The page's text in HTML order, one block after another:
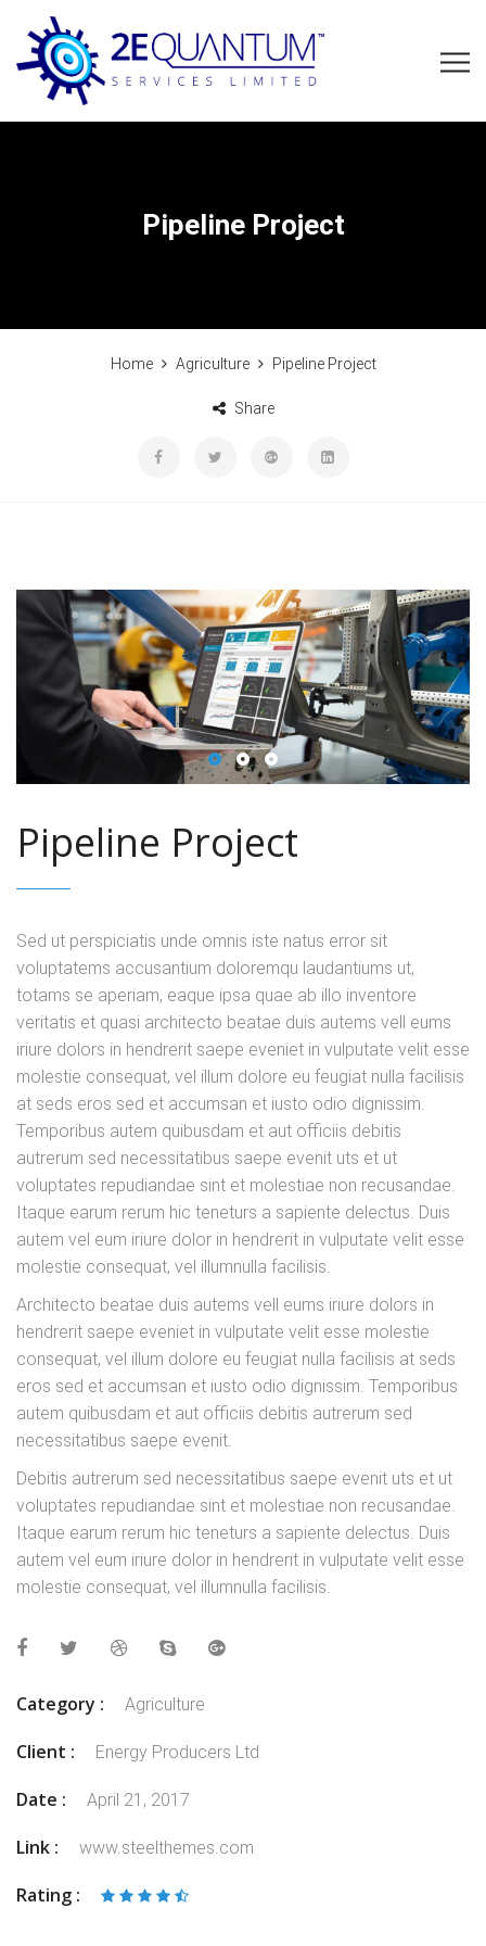
Pipeline Project
Home Agriculture Pipeline Project
Share
Pipeline Project
Sed ut perspiciatis unde omnis iste natus error sit
voluptatems accusantium doloremqu laudantiums ut,
totams se aperiam, eaque ipsa quae ab illo inventore
veritatis et quasi architecto beatae duis autems vell eums
iriure dolors in hendrerit saepe eveniet in vulputate velit esse
molestie consequat, vel illum dolore eu feugiat nulla facilisis
at seds eros sed et accumsan et iusto odio dignissim.
Temporibus autem quibusdam et aut officiis debitis
autrerum sed necessitatibus saepe evenit uts et ut
voluptates repudiandae sint et molestiae non recusandae.
Itaque earum rerum hic teneturs a sapiente delectus. Duis
autem vel eum iriure dolor in hendrerit in vulputate velit esse
molestie consequat, vel illumnulla facilisis.
Architecto beatae duis autems vell eums iriure dolors in
hendrerit saepe eveniet in vulputate velit esse molestie
consequat, vel illum dolore eu feugiat nulla facilisis at seds
eros sed et accumsan et iusto odio dignissim. Temporibus
autem quibusdam et aut officiis debitis autrerum sed
necessitatibus saepe evenit.
Debitis autrerum sed necessitatibus saepe evenit uts et ut
voluptates repudiandae sint et molestiae non recusandae.
Itaque earum rerum hic teneturs a sapiente delectus. Duis
autem vel eum iriure dolor in hendrerit in vulputate velit esse
molestie consequat, vel illumnulla facilisis.
Category : Agriculture
Client : Energy Producers Ltd
Date : April 21, 2017
Link : www.steelthemes.com
Rating :